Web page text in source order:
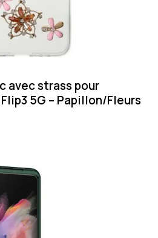
avec strass pour
5G – Papillon/Fleurs